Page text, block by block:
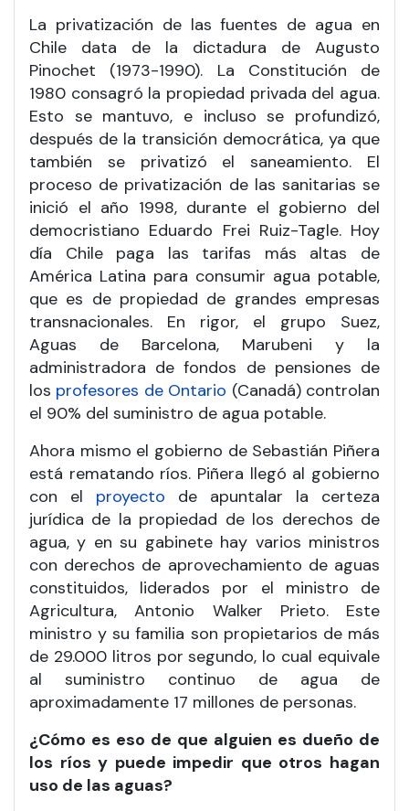
La privatización de las fuentes de agua en
Chile data de la dictadura de Augusto
Pinochet (1973-1990). La Constitución de
1980 consagró la propiedad privada del agua.
Esto se mantuvo, e incluso se profundizó,
después de la transición democrática, ya que
también se privatizó el saneamiento. El
proceso de privatización de las sanitarias se
inició el año 1998, durante el gobierno del
democristiano Eduardo Frei Ruiz-Tagle. Hoy
día Chile paga las tarifas más altas de
América Latina para consumir agua potable,
que es de propiedad de grandes empresas
transnacionales. En rigor, el grupo Suez,
Aguas de Barcelona, Marubeni y la
administradora de fondos de pensiones de
los profesores de Ontario (Canadá) controlan
el 90% del suministro de agua potable.
Ahora mismo el gobierno de Sebastián Piñera
está rematando ríos. Piñera llegó al gobierno
con el proyecto de apuntalar la certeza
jurídica de la propiedad de los derechos de
agua, y en su gabinete hay varios ministros
con derechos de aprovechamiento de aguas
constituidos, liderados por el ministro de
Agricultura, Antonio Walker Prieto. Este
ministro y su familia son propietarios de más
de 29.000 litros por segundo, lo cual equivale
al suministro continuo de agua de
aproximadamente 17 millones de personas.
¿Cómo es eso de que alguien es dueño de
los ríos y puede impedir que otros hagan
uso de las aguas?